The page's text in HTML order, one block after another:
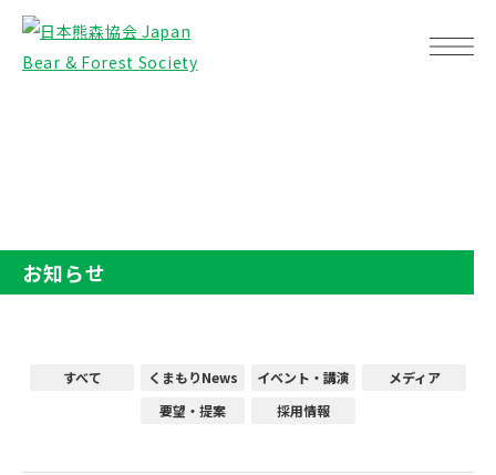
お知らせ
すべて くまもりNews イベント・講演
メディア
要望・提案
採用情報